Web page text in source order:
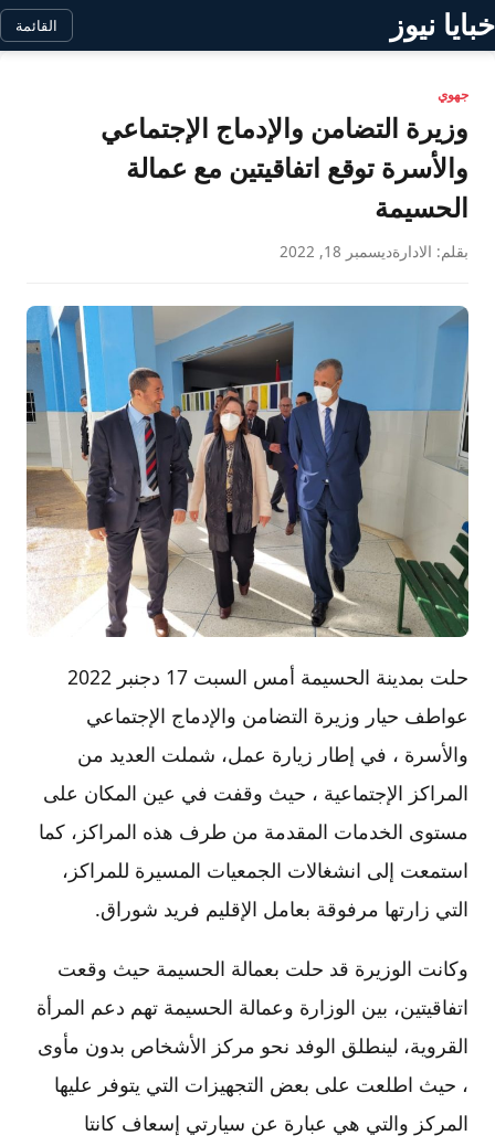
خبايا نيوز القائمة
جهوي
وزيرة التضامن والإدماج الإجتماعي
والأسرة توقع اتفاقيتين مع عمالة
الحسيمة
بقلم: الادارةديسمبر 18, 2022
حلت بمدينة الحسيمة أمس السبت 17 دجنبر 2022
عواطف حيار وزيرة التضامن والإدماج الإجتماعي
والأسرة ، في إطار زيارة عمل، شملت العديد من
المراكز الإجتماعية ، حيث وقفت في عين المكان على
مستوى الخدمات المقدمة من طرف هذه المراكز، كما
استمعت إلى انشغالات الجمعيات المسيرة للمراكز،
التي زارتها مرفوقة بعامل الإقليم فريد شوراق.
وكانت الوزيرة قد حلت بعمالة الحسيمة حيث وقعت
اتفاقيتين، بين الوزارة وعمالة الحسيمة تهم دعم المرأة
القروية، لينطلق الوفد نحو مركز الأشخاص بدون مأوى
، حيث اطلعت على بعض التجهيزات التي يتوفر عليها
المركز والتي هي عبارة عن سيارتي إسعاف كانتا